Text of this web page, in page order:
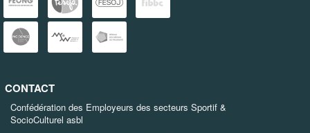
CONTACT
Confédération des Employeurs des secteurs Sportif &
SocioCulturel asbl